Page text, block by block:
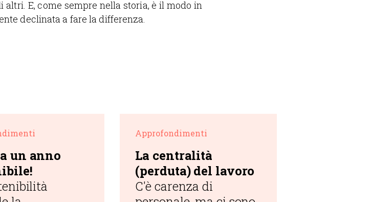
E, come sempre nella storia, è il modo in
declinata a fare la differenza.
un anno
Approfondimenti
La centralità
(perduta) del lavoro
C'è carenza di